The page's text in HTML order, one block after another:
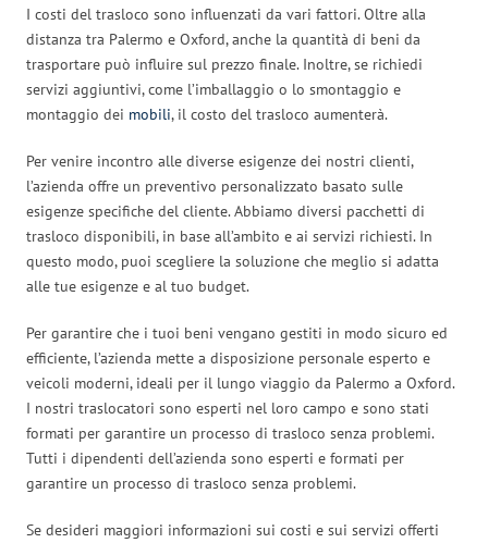
I costi del trasloco sono influenzati da vari fattori. Oltre alla
distanza tra Palermo e Oxford, anche la quantità di beni da
trasportare può influire sul prezzo finale. Inoltre, se richiedi
servizi aggiuntivi, come l’imballaggio o lo smontaggio e
montaggio dei mobili, il costo del trasloco aumenterà.
Per venire incontro alle diverse esigenze dei nostri clienti,
l’azienda offre un preventivo personalizzato basato sulle
esigenze specifiche del cliente. Abbiamo diversi pacchetti di
trasloco disponibili, in base all’ambito e ai servizi richiesti. In
questo modo, puoi scegliere la soluzione che meglio si adatta
alle tue esigenze e al tuo budget.
Per garantire che i tuoi beni vengano gestiti in modo sicuro ed
efficiente, l’azienda mette a disposizione personale esperto e
veicoli moderni, ideali per il lungo viaggio da Palermo a Oxford.
I nostri traslocatori sono esperti nel loro campo e sono stati
formati per garantire un processo di trasloco senza problemi.
Tutti i dipendenti dell’azienda sono esperti e formati per
garantire un processo di trasloco senza problemi.
Se desideri maggiori informazioni sui costi e sui servizi offerti